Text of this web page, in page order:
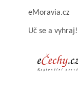
eMoravia.cz
Uč se a vyhraj!